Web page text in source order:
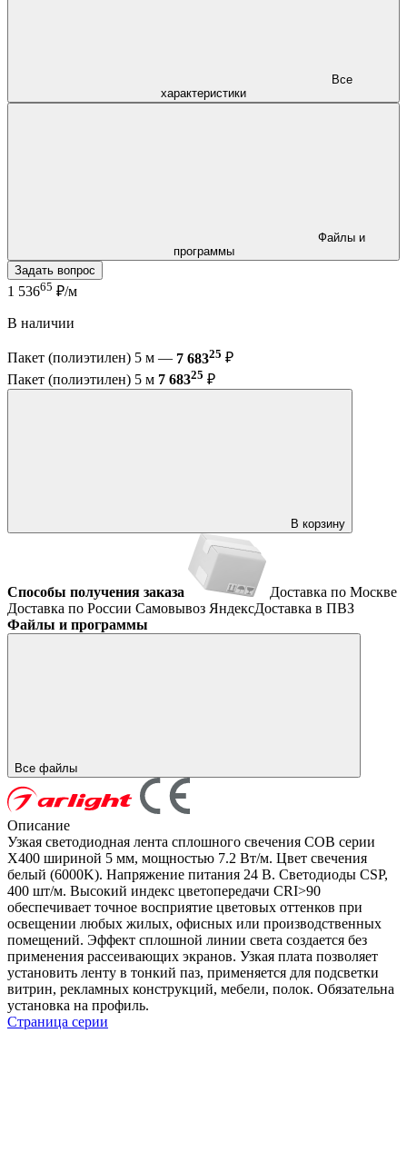
характеристики
программы
Задать вопрос
1 53665 ₽/м
В наличии
Пакет (полиэтилен) 5 м — 7 68325 ₽
Пакет (полиэтилен) 5 м 7 68325 ₽
В корзину
Способы получения заказа
Доставка по Москве
Доставка по России Самовывоз ЯндексДоставка в ПВЗ
Файлы и программы
Все файлы
Описание
Узкая светодиодная лента сплошного свечения COB серии
X400 шириной 5 мм, мощностью 7.2 Вт/м. Цвет свечения
белый (6000K). Напряжение питания 24 В. Светодиоды CSP,
400 шт/м. Высокий индекс цветопередачи CRI>90
обеспечивает точное восприятие цветовых оттенков при
освещении любых жилых, офисных или производственных
помещений. Эффект сплошной линии света создается без
применения рассеивающих экранов. Узкая плата позволяет
установить ленту в тонкий паз, применяется для подсветки
витрин, рекламных конструкций, мебели, полок. Обязательна
установка на профиль.
Страница серии